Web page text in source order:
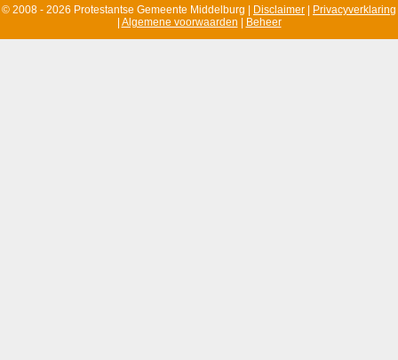
© 2008 - 2026 Protestantse Gemeente Middelburg | Disclaimer
Privacyverklaring
Algemene voorwaarden Beheer